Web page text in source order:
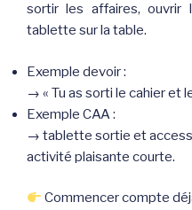
sortir les affaires, ouvrir
tablette sur la table.
Exemple devoir :
→ « Tu as sorti le cahier et
Exemple CAA :
→ tablette sortie et
activité plaisante courte.
Commencer compte